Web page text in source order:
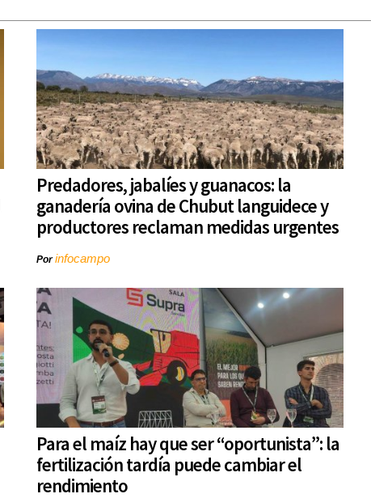
Predadores, jabalíes y guanacos: la
ganadería ovina de Chubut languidece y
productores reclaman medidas urgentes
Porinfocampo
Para el maíz hay que ser “oportunista”: la
fertilización tardía puede cambiar el
rendimiento